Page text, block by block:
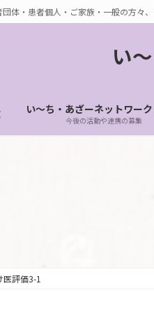
団体・患者個人・ご家族・一般の方
い
い～ち・あざーネットワーク
今後の活動や連携の募集
医評価3-1